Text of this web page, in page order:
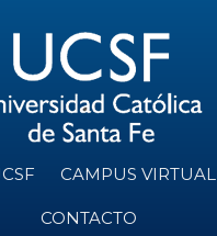
CAMPUS VIRTUAL
CONTACTO